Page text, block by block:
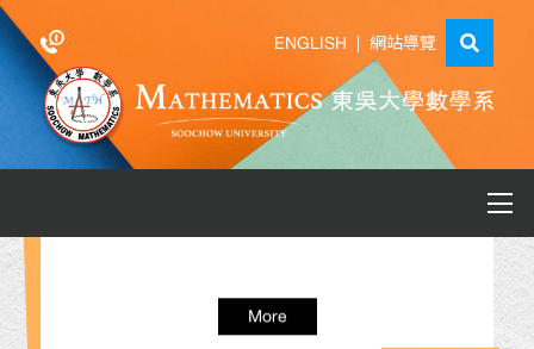
ENGLISH | 網站導覽
More